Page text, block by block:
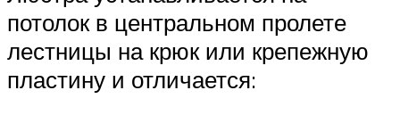
потолок в центральном пролете
лестницы на крюк или крепежную
пластину и отличается: